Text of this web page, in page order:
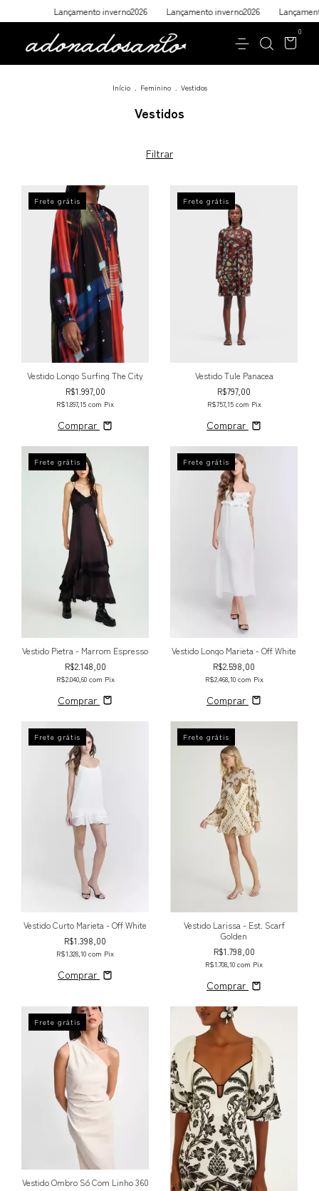
inverno2026 Lançamento inverno2026 Lançamento inverno2026
0
Início . Feminino . Vestidos
Vestidos
Filtrar
Frete grátis
Vestido Longo Surfing The City
R$1.997,00
R$1.897,15 com Pix
Comprar
Frete grátis
Vestido Tule Panacea
R$797,00
R$757,15 com Pix
Comprar
Frete grátis
Vestido Pietra - Marrom Espresso
R$2.148,00
R$2.040,60 com Pix
Comprar
Frete grátis
Vestido Longo Marieta - Off White
R$2.598,00
R$2.468,10 com Pix
Comprar
Frete grátis
Vestido Curto Marieta - Off White
R$1.398,00
R$1.328,10 com Pix
Comprar
Frete grátis
Vestido Larissa - Est. Scarf
Golden
R$1.798,00
R$1.708,10 com Pix
Comprar
Frete grátis
Vestido Ombro Só Com Linho 360